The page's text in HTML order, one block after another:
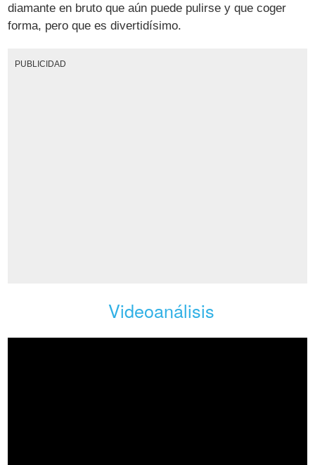
diamante en bruto que aún puede pulirse y que coger
forma, pero que es divertidísimo.
PUBLICIDAD
Videoanálisis